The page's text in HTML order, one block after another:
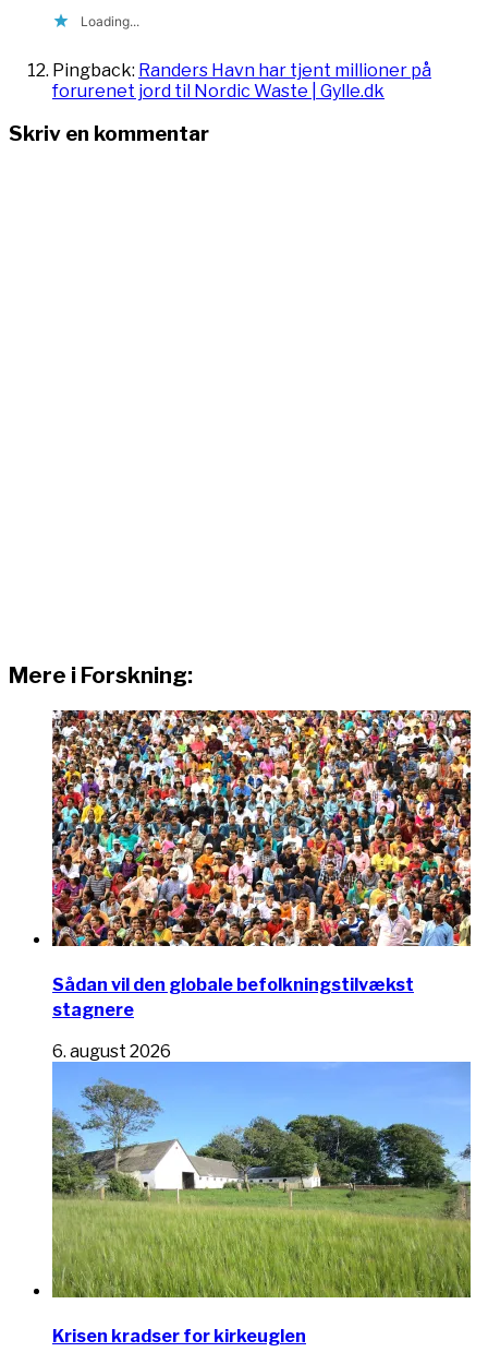
Loading...
Pingback: Randers Havn har tjent millioner på
forurenet jord til Nordic Waste | Gylle.dk
Skriv en kommentar
Mere i Forskning:
Sådan vil den globale befolkningstilvækst
stagnere
6. august 2026
Krisen kradser for kirkeuglen